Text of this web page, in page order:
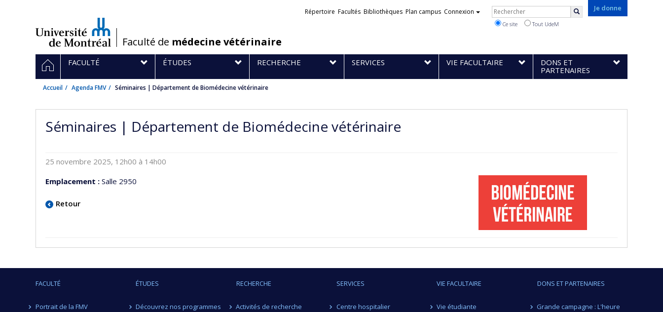
/Faculté de médecine vétérinaire
Je donne
Liens
Répertoire Facultés Bibliothèques Plan campus Connexion Rechercher
Ce site Tout UdeM
Navigation
principale
ACCUEIL
FACULTÉ ÉTUDES RECHERCHE SERVICES VIE FACULTAIRE
DONS ET
PARTENAIRES
Accueil Agenda FMV Séminaires | Département de Biomédecine vétérinaire
Séminaires | Département de Biomédecine vétérinaire
25 novembre 2025, 12h00 à 14h00
Emplacement : Salle 2950
Retour
FACULTÉ
Portrait de la FMV
ÉTUDES
Découvrez nos programmes
RECHERCHE
Activités de recherche
SERVICES
Centre hospitalier
VIE FACULTAIRE
Vie étudiante
DONS ET PARTENAIRES
Grande campagne : L'heure